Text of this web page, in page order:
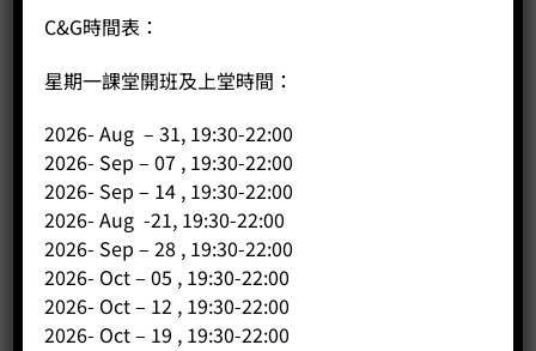
C&G時間表：
星期一課堂開班及上堂時間：
2026- Aug – 31, 19:30-22:00
2026- Sep – 07 , 19:30-22:00
2026- Sep – 14 , 19:30-22:00
2026- Aug -21, 19:30-22:00
2026- Sep – 28 , 19:30-22:00
2026- Oct – 05 , 19:30-22:00
2026- Oct – 12 , 19:30-22:00
2026- Oct – 19 , 19:30-22:00